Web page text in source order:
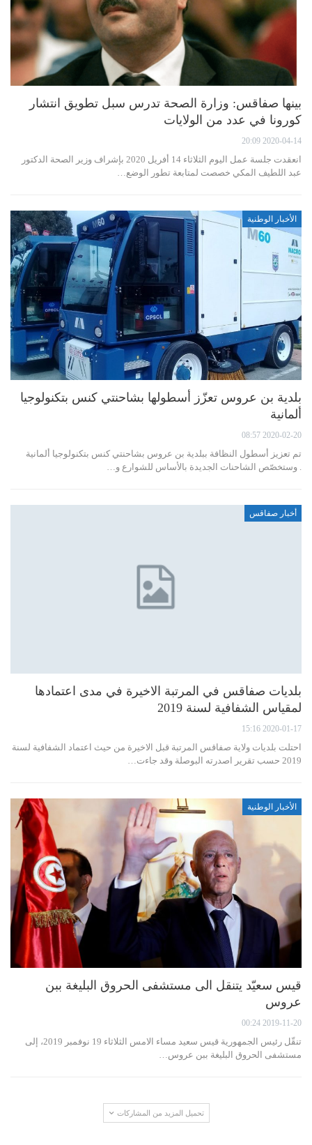
بينها صفاقس: وزارة الصحة تدرس سبل تطويق انتشار
كورونا في عدد من الولايات
2020-04-14 20:09
انعقدت جلسة عمل اليوم الثلاثاء 14 أفريل 2020 بإشراف وزير الصحة الدكتور
عبد اللطيف المكي خصصت لمتابعة تطور الوضع…
الأخبار الوطنية
بلدية بن عروس تعزّز أسطولها بشاحنتي كنس بتكنولوجيا
ألمانية
2020-02-20 08:57
تم تعزيز أسطول النظافة ببلدية بن عروس بشاحنتي كنس بتكنولوجيا ألمانية
. وستخصّص الشاحنات الجديدة بالأساس للشوارع و…
أخبار صفاقس
بلديات صفاقس في المرتبة الاخيرة في مدى اعتمادها
لمقياس الشفافية لسنة 2019
2020-01-17 15:16
احتلت بلديات ولاية صفاقس المرتبة قبل الاخيرة من حيث اعتماد الشفافية لسنة
2019 حسب تقرير اصدرته البوصلة وقد جاءت…
الأخبار الوطنية
قيس سعيّد يتنقل الى مستشفى الحروق البليغة ببن
عروس
2019-11-20 00:24
تنقّل رئيس الجمهورية قيس سعيد مساء الامس الثلاثاء 19 نوفمبر 2019، إلى
مستشفى الحروق البليغة ببن عروس…
تحميل المزيد من المشاركات